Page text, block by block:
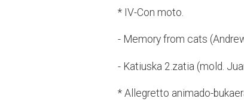
* IV-Con moto.
- Memory from cats
- Katiuska 2.zatia (mold.
* Allegretto animado-